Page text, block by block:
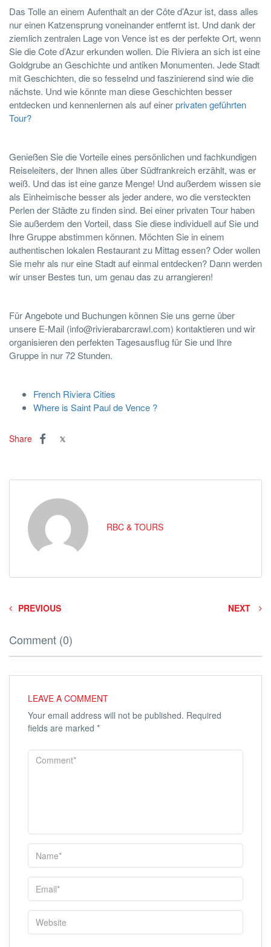
Das Tolle an einem Aufenthalt an der Côte d’Azur ist, dass alles
nur einen Katzensprung voneinander entfernt ist. Und dank der
ziemlich zentralen Lage von Vence ist es der perfekte Ort, wenn
Sie die Cote d’Azur erkunden wollen. Die Riviera an sich ist eine
Goldgrube an Geschichte und antiken Monumenten. Jede Stadt
mit Geschichten, die so fesselnd und faszinierend sind wie die
nächste. Und wie könnte man diese Geschichten besser
entdecken und kennenlernen als auf einerprivaten geführten
Tour?
Genießen Sie die Vorteile eines persönlichen und fachkundigen
Reiseleiters, der Ihnen alles über Südfrankreich erzählt, was er
weiß. Und das ist eine ganze Menge! Und außerdem wissen sie
als Einheimische besser als jeder andere, wo die versteckten
Perlen der Städte zu finden sind. Bei einer privaten Tour haben
Sie außerdem den Vorteil, dass Sie diese individuell auf Sie und
Ihre Gruppe abstimmen können. Möchten Sie in einem
authentischen lokalen Restaurant zu Mittag essen? Oder wollen
Sie mehr als nur eine Stadt auf einmal entdecken? Dann werden
wir unser Bestes tun, um genau das zu arrangieren!
Für Angebote und Buchungen können Sie uns gerne über
unsere E-Mail (info@rivierabarcrawl.com) kontaktieren und wir
organisieren den perfekten Tagesausflug für Sie und Ihre
Gruppe in nur 72 Stunden.
French Riviera Cities
Where is Saint Paul de Vence ?
Share
RBC & TOURS
PREVIOUS NEXT
Comment (0)
LEAVE A COMMENT
Your email address will not be published. Required
fields are marked *